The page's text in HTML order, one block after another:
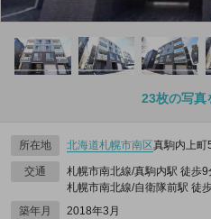
23枚の写真
所在地 北海道札幌市南区真駒内上町
交通
札幌市南北線/真駒内駅 徒歩9
札幌市南北線/自衛隊前駅 徒
築年月
2018年3月